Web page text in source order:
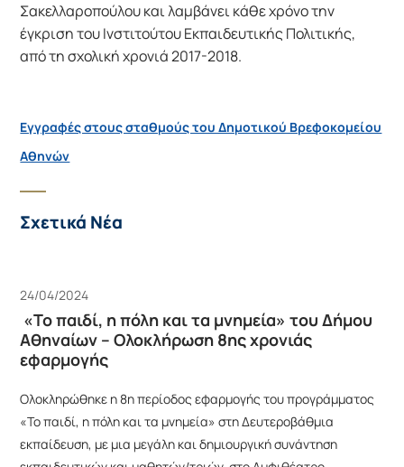
Σακελλαροπούλου και λαμβάνει κάθε χρόνο την
έγκριση του Ινστιτούτου Εκπαιδευτικής Πολιτικής,
από τη σχολική χρονιά 2017-2018.
Εγγραφές στους σταθμούς του Δημοτικού Βρεφοκομείου
Αθηνών
Σχετικά Νέα
24/04/2024
«Το παιδί, η πόλη και τα μνημεία» του Δήμου
Αθηναίων – Ολοκλήρωση 8ης χρονιάς
εφαρμογής
Ολοκληρώθηκε η 8η περίοδος εφαρμογής του προγράμματος
«Το παιδί, η πόλη και τα μνημεία» στη Δευτεροβάθμια
εκπαίδευση, με μια μεγάλη και δημιουργική συνάντηση